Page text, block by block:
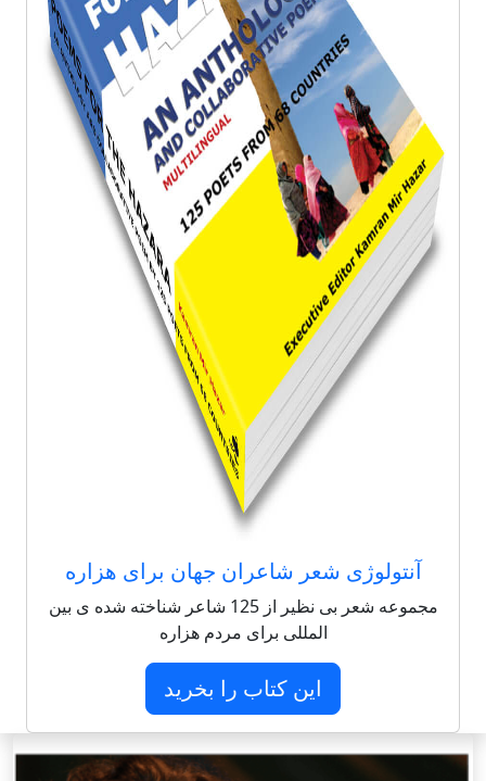
آنتولوژی شعر شاعران جهان برای هزاره
مجموعه شعر بی نظیر از 125 شاعر شناخته شده ی بین
المللی برای مردم هزاره
این کتاب را بخرید